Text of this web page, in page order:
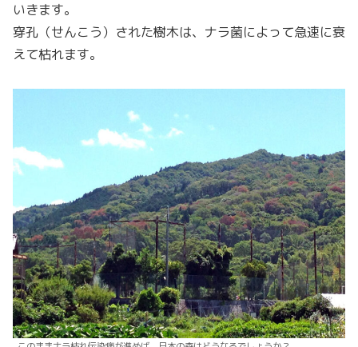
いきます。
穿孔（せんこう）された樹木は、ナラ菌によって急速に衰
えて枯れます。